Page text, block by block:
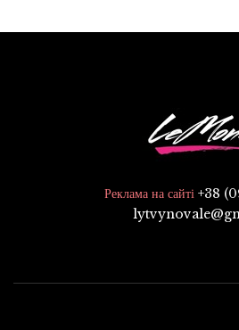
Реклама на сайті +38